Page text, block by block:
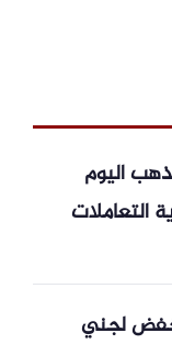
اليوم
مع بداية التعاملات
إكس 30” ينخفض لجني